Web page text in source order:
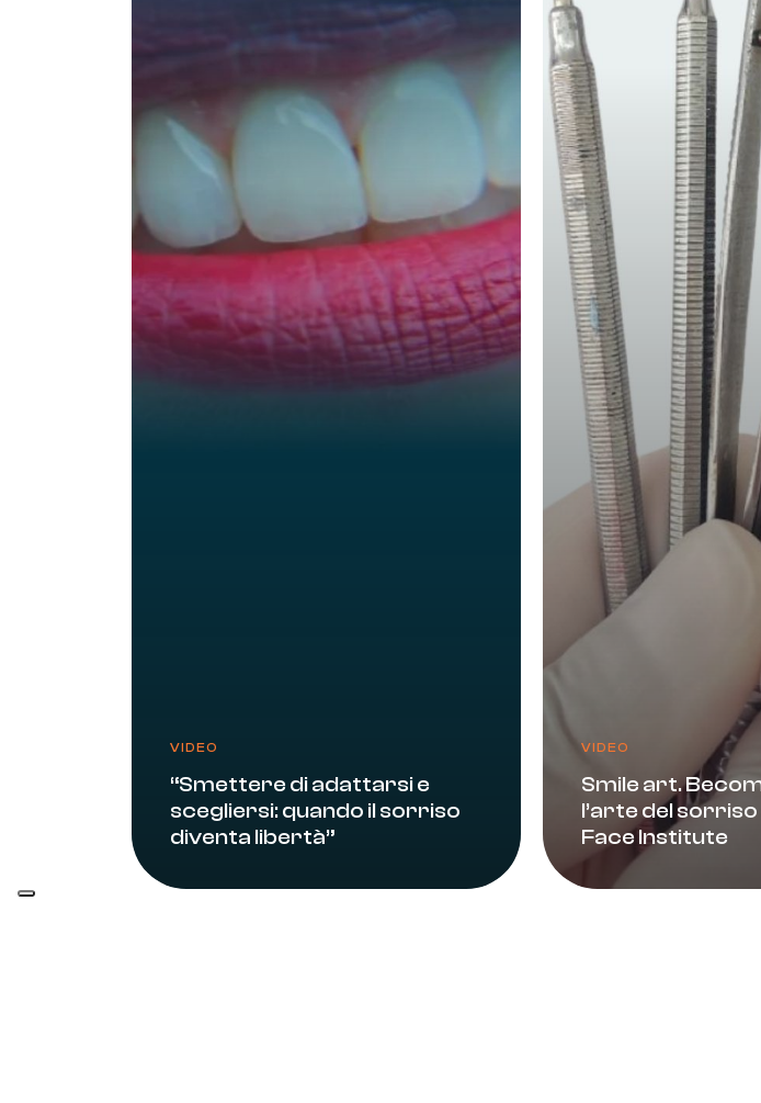
VIDEO
“Smettere di adattarsi e
scegliersi: quando il sorriso
diventa libertà”
VIDEO
Smile art.
l’arte del sorriso
Face Institute